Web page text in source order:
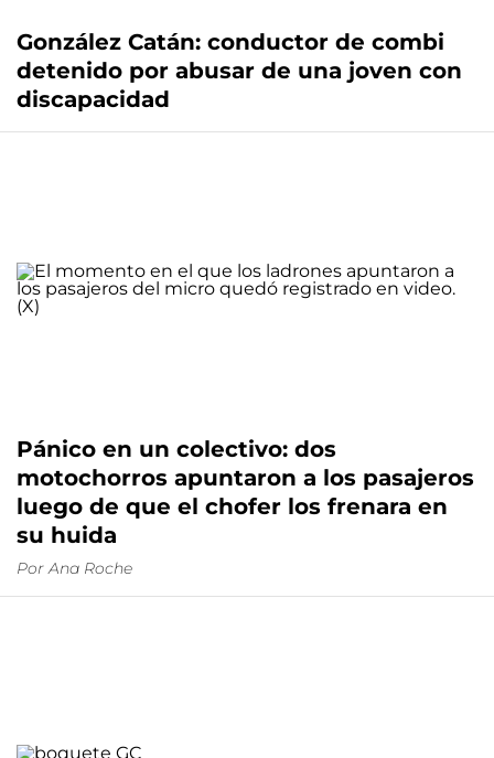
González Catán: conductor de combi
detenido por abusar de una joven con
discapacidad
Pánico en un colectivo: dos
motochorros apuntaron a los pasajeros
luego de que el chofer los frenara en
su huida
Por Ana Roche